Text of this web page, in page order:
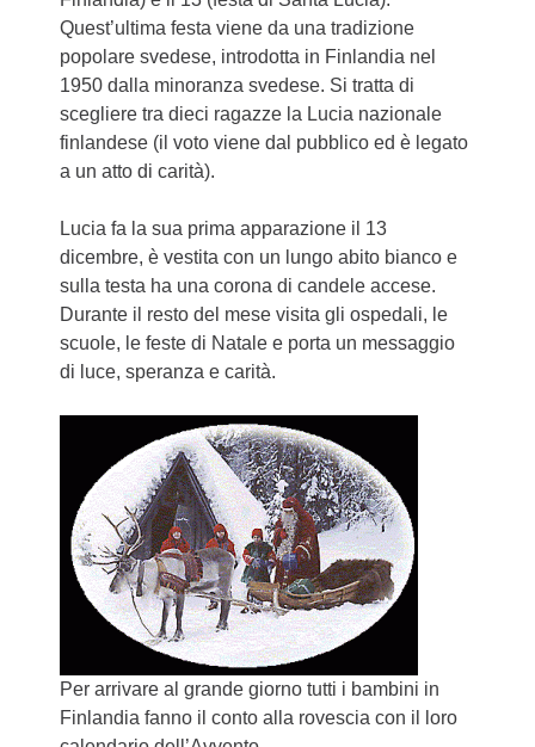
Quest’ultima festa viene da una tradizione
popolare svedese, introdotta in Finlandia nel
1950 dalla minoranza svedese. Si tratta di
scegliere tra dieci ragazze la Lucia nazionale
finlandese (il voto viene dal pubblico ed è legato
a un atto di carità).
Lucia fa la sua prima apparazione il 13
dicembre, è vestita con un lungo abito bianco e
sulla testa ha una corona di candele accese.
Durante il resto del mese visita gli ospedali, le
scuole, le feste di Natale e porta un messaggio
di luce, speranza e carità.
Per arrivare al grande giorno tutti i bambini in
Finlandia fanno il conto alla rovescia con il loro